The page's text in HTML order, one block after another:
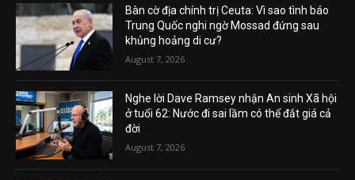
Bàn cờ địa chính trị Ceuta: Vì sao tình báo
Trung Quốc nghi ngờ Mossad đứng sau
khủng hoảng di cư?
August 7, 2026
Nghe lời Dave Ramsey nhận An sinh Xã hội
ở tuổi 62: Nước đi sai lầm có thể đắt giá cả
đời
August 7, 2026